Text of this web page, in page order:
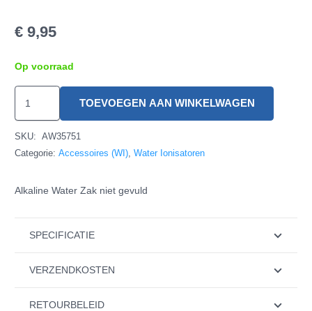
€ 9,95
Op voorraad
Water
Zak
hoeveelheid
TOEVOEGEN AAN WINKELWAGEN
SKU:
AW35751
Categorie: Accessoires (WI), Water Ionisatoren
Alkaline Water Zak niet gevuld
SPECIFICATIE
VERZENDKOSTEN
RETOURBELEID